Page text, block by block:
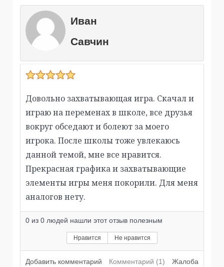
Иван
Савчин
Довольно захватывающая игра. Скачал и
играю на переменах в школе, все друзья
вокруг обседают и болеют за моего
игрока. После школы тоже увлекаюсь
данной темой, мне все нравится.
Прекрасная графика и захватывающие
элементы игры меня покорили. Для меня
аналогов нету.
0 из 0 людей нашли этот отзыв полезным
Нравится Не нравится
Добавить комментарий Комментарий (1) Жалоба